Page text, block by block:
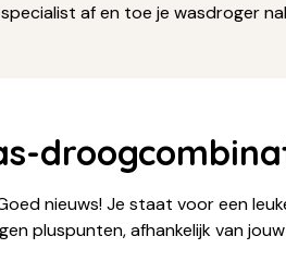
af en toe je wasdroger
nieuws! Je staat voor een
pluspunten, afhankelijk van